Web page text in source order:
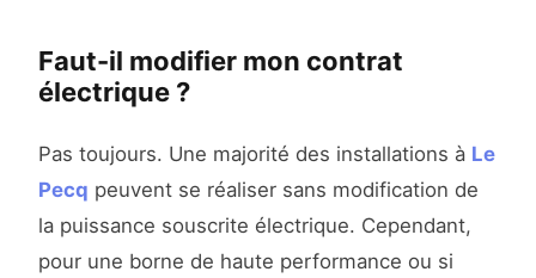
Faut-il modifier mon contrat
électrique ?
Pas toujours. Une majorité des installations à Le
Pecq peuvent se réaliser sans modification de
la puissance souscrite électrique. Cependant,
pour une borne de haute performance ou si